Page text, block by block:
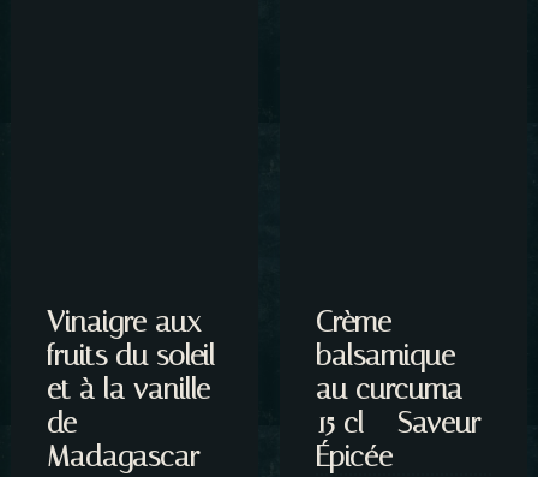
Vinaigre aux
fruits du soleil
et à la vanille
de
Madagascar
Crème
balsamique
au curcuma –
15 cl – Saveur
Épicée